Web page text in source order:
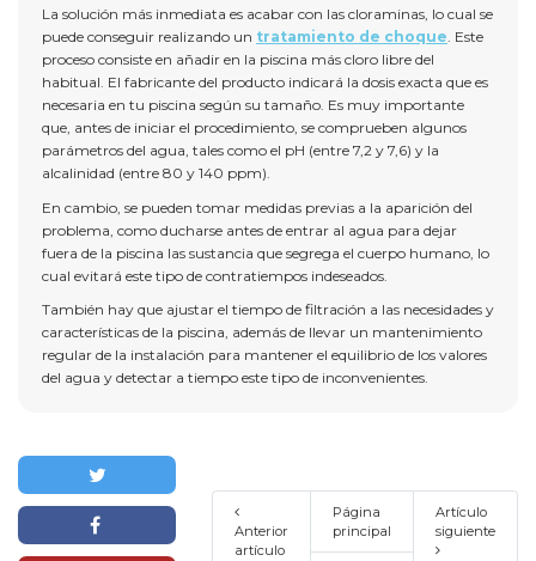
La solución más inmediata es acabar con las cloraminas, lo cual se
puede conseguir realizando un tratamiento de choque. Este
proceso consiste en añadir en la piscina más cloro libre del
habitual. El fabricante del producto indicará la dosis exacta que es
necesaria en tu piscina según su tamaño. Es muy importante
que, antes de iniciar el procedimiento, se comprueben algunos
parámetros del agua, tales como el pH (entre 7,2 y 7,6) y la
alcalinidad (entre 80 y 140 ppm).
En cambio, se pueden tomar medidas previas a la aparición del
problema, como ducharse antes de entrar al agua para dejar
fuera de la piscina las sustancia que segrega el cuerpo humano, lo
cual evitará este tipo de contratiempos indeseados.
También hay que ajustar el tiempo de filtración a las necesidades y
características de la piscina, además de llevar un mantenimiento
regular de la instalación para mantener el equilibrio de los valores
del agua y detectar a tiempo este tipo de inconvenientes.
Anterior
artículo
Página
principal
Artículo
siguiente